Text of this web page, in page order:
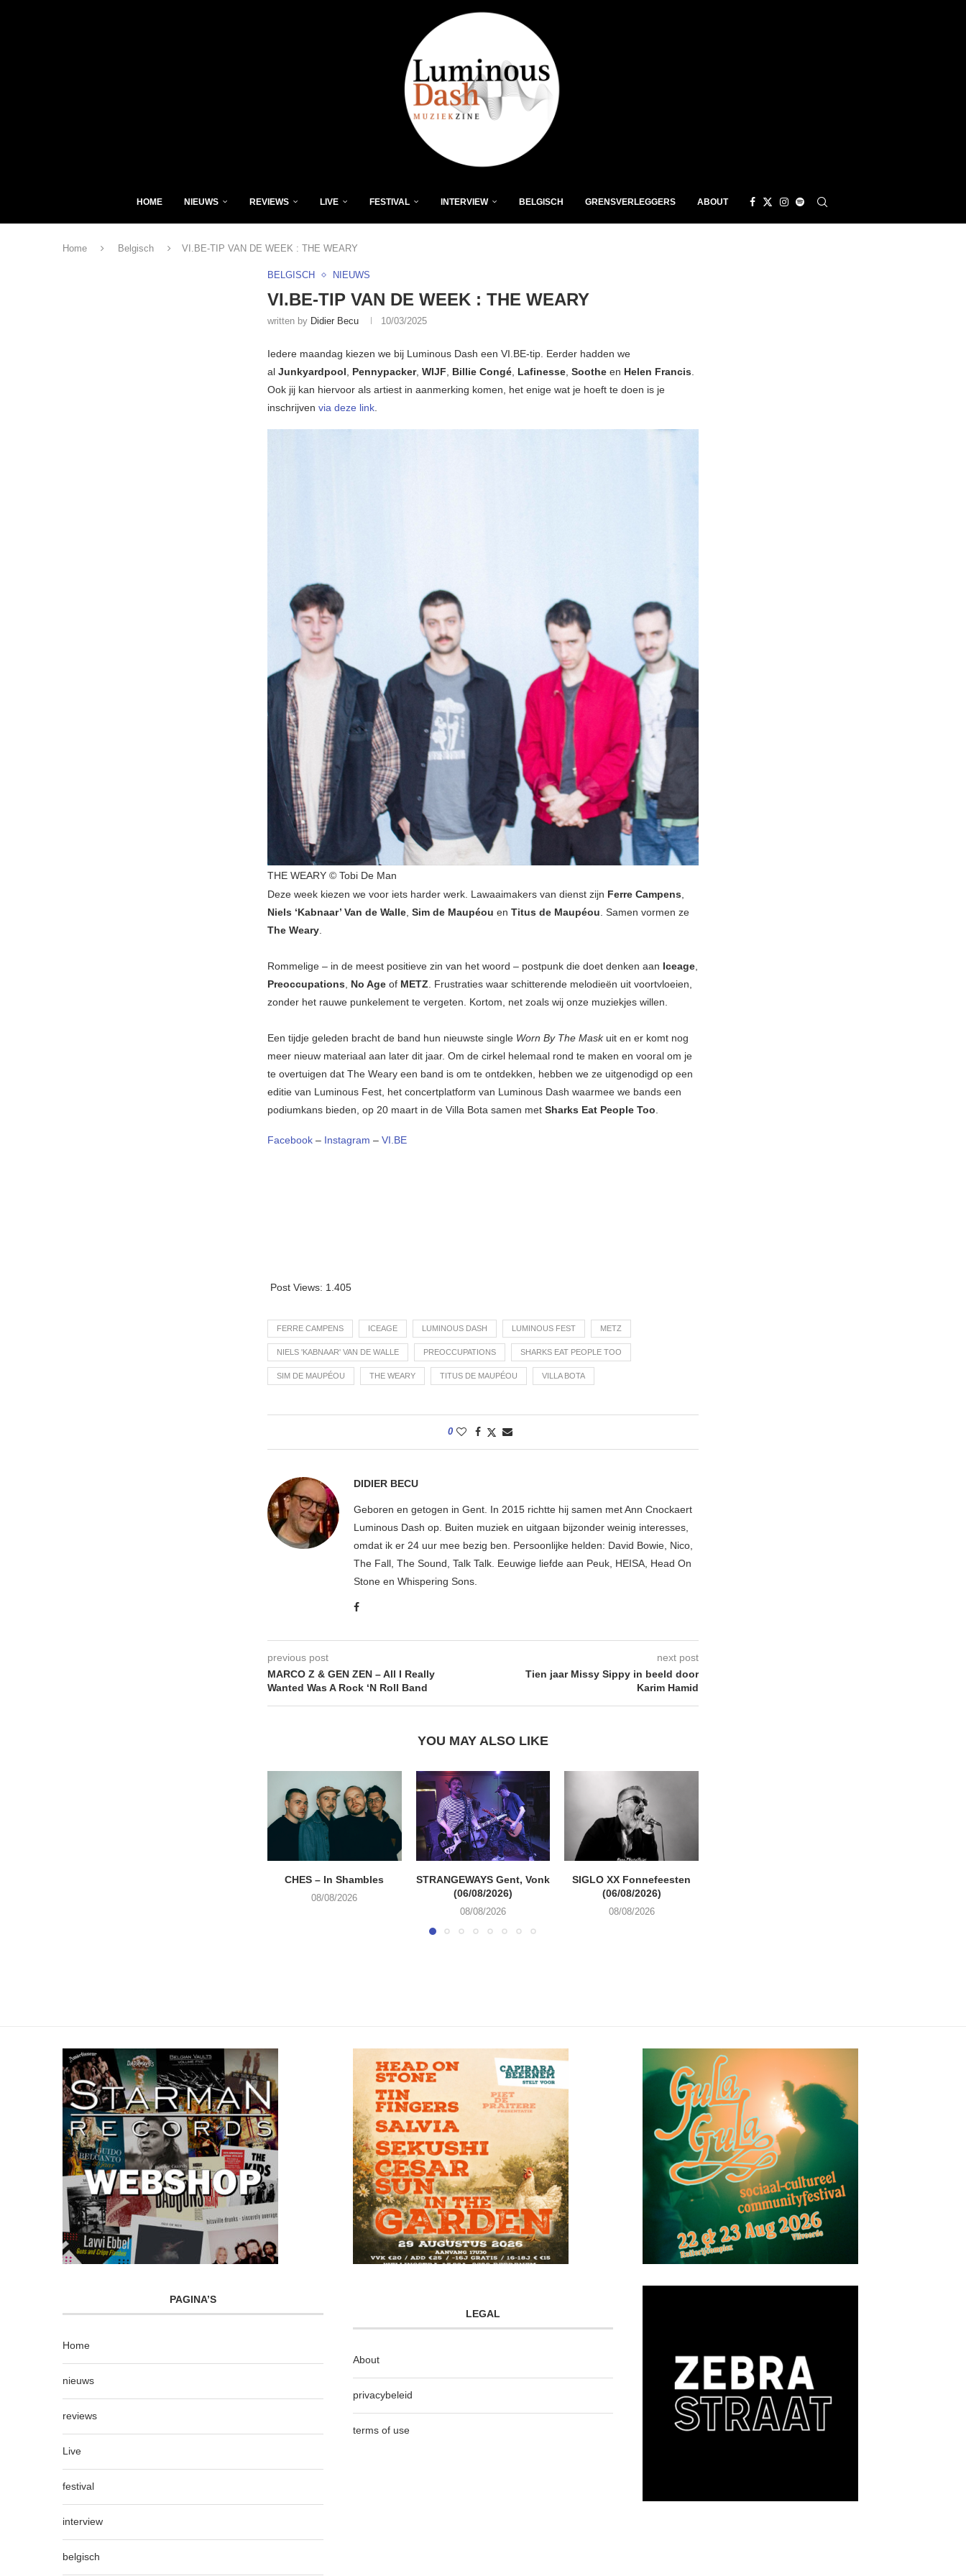
HOME NIEUWS REVIEWS LIVE FESTIVAL INTERVIEW BELGISCH GRENSVERLEGGERS ABOUT
Home Belgisch VI.BE-TIP VAN DE WEEK : THE WEARY
BELGISCH NIEUWS
VI.BE-TIP VAN DE WEEK : THE WEARY
written by Didier Becu 10/03/2025
Iedere maandag kiezen we bij Luminous Dash een VI.BE-tip. Eerder hadden we
al Junkyardpool, Pennypacker, WIJF, Billie Congé, Lafinesse, Soothe en Helen Francis.
Ook jij kan hiervoor als artiest in aanmerking komen, het enige wat je hoeft te doen is je
inschrijven via deze link.
THE WEARY © Tobi De Man
Deze week kiezen we voor iets harder werk. Lawaaimakers van dienst zijn Ferre Campens,
Niels ‘Kabnaar’ Van de Walle, Sim de Maupéou en Titus de Maupéou. Samen vormen ze
The Weary.
Rommelige – in de meest positieve zin van het woord – postpunk die doet denken aan Iceage,
Preoccupations, No Age of METZ. Frustraties waar schitterende melodieën uit voortvloeien,
zonder het rauwe punkelement te vergeten. Kortom, net zoals wij onze muziekjes willen.
Een tijdje geleden bracht de band hun nieuwste single Worn By The Maskuit en er komt nog
meer nieuw materiaal aan later dit jaar. Om de cirkel helemaal rond te maken en vooral om je
te overtuigen dat The Weary een band is om te ontdekken, hebben we ze uitgenodigd op een
editie van Luminous Fest, het concertplatform van Luminous Dash waarmee we bands een
podiumkans bieden, op 20 maart in de Villa Bota samen met Sharks Eat People Too.
Facebook – Instagram – VI.BE
Post Views: 1.405
FERRE CAMPENS ICEAGE LUMINOUS DASH LUMINOUS FEST METZ
NIELS 'KABNAAR' VAN DE WALLE PREOCCUPATIONS SHARKS EAT PEOPLE TOO
SIM DE MAUPÉOU THE WEARY TITUS DE MAUPÉOU VILLA BOTA
0
DIDIER BECU
Geboren en getogen in Gent. In 2015 richtte hij samen met Ann Cnockaert
Luminous Dash op. Buiten muziek en uitgaan bijzonder weinig interesses,
omdat ik er 24 uur mee bezig ben. Persoonlijke helden: David Bowie, Nico,
The Fall, The Sound, Talk Talk. Eeuwige liefde aan Peuk, HEISA, Head On
Stone en Whispering Sons.
previous post
MARCO Z & GEN ZEN – All I Really
Wanted Was A Rock ‘N Roll Band
next post
Tien jaar Missy Sippy in beeld door
Karim Hamid
YOU MAY ALSO LIKE
CHES – In Shambles
08/08/2026
STRANGEWAYS Gent, Vonk
(06/08/2026)
08/08/2026
SIGLO XX Fonnefeesten
(06/08/2026)
08/08/2026
PAGINA’S
Home
nieuws
reviews
Live
festival
interview
belgisch
LEGAL
About
privacybeleid
terms of use